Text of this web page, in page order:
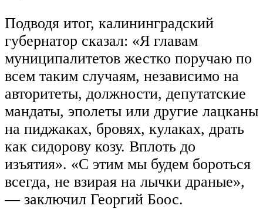
Подводя итог, калининградский
губернатор сказал: «Я главам
муниципалитетов жестко поручаю по
всем таким случаям, независимо на
авторитеты, должности, депутатские
мандаты, эполеты или другие лацканы
на пиджаках, бровях, кулаках, драть
как сидорову козу. Вплоть до
изъятия». «С этим мы будем бороться
всегда, не взирая на лычки драные»,
— заключил Георгий Боос.